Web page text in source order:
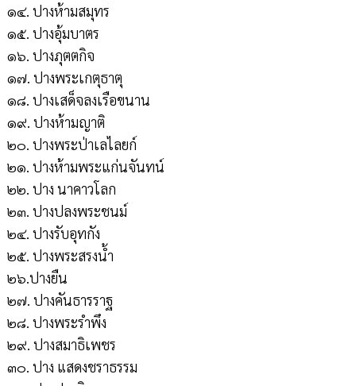
๑๔. ปางห้ามสมุทร
๑๕. ปางอุ้มบาตร
๑๖. ปางภุตตกิจ
๑๗. ปางพระเกตุธาตุ
๑๘. ปางเสด็จลงเรือขนาน
๑๙. ปางห้ามญาติ
๒๐. ปางพระป่าเลไลยก์
๒๑. ปางห้ามพระแก่นจันทน์
๒๒. ปาง นาคาวโลก
๒๓. ปางปลงพระชนม์
๒๔. ปางรับอุทกัง
๒๕. ปางพระสรงน้ำ
๒๖.ปางยืน
๒๗. ปางคันธารราฐ
๒๘. ปางพระรำพึง
๒๙. ปางสมาธิเพชร
๓๐. ปาง แสดงชราธรรม